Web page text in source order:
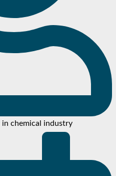
in chemical industry